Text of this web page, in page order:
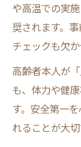
や高温での実
奨されます。
チェックも欠か
高齢者本人が
も、体力や健
す。安全第一
れることが大切